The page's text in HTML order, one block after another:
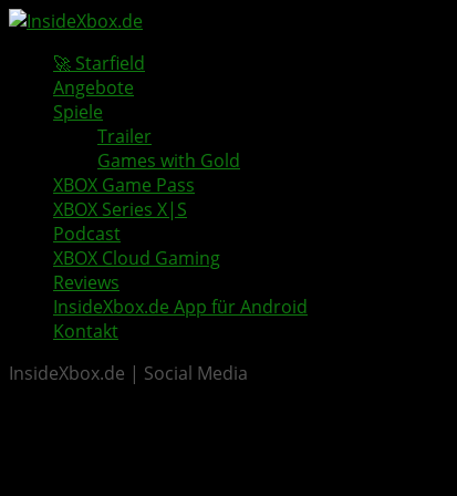
🚀 Starfield
Angebote
Spiele
Trailer
Games with Gold
XBOX Game Pass
XBOX Series X|S
Podcast
XBOX Cloud Gaming
Reviews
InsideXbox.de App für Android
Kontakt
InsideXbox.de | Social Media